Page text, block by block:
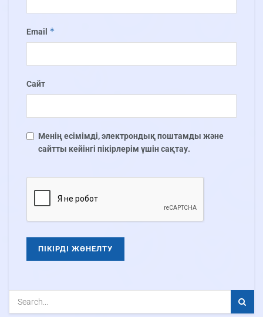
Email *
Сайт
Менің есімімді, электрондық поштамды және
сайтты кейінгі пікірлерім үшін сақтау.